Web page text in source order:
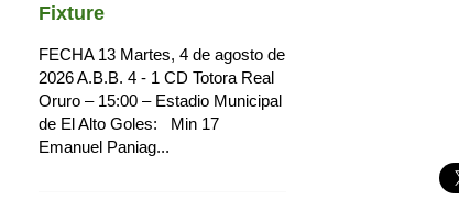
Fixture
FECHA 13 Martes, 4 de agosto de
2026 A.B.B. 4 - 1 CD Totora Real
Oruro – 15:00 – Estadio Municipal
de El Alto Goles: Min 17
Emanuel Paniag...